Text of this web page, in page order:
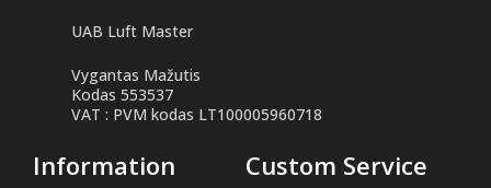
UAB Luft Master
Vygantas Mažutis
Kodas 553537
VAT : PVM kodas LT100005960718
Information Custom Service